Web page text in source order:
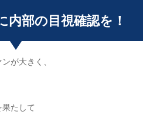
内部の目視確認を！
が大きく、
たして